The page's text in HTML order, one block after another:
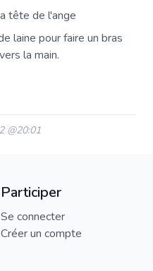
tête de l'ange
laine pour faire un bras
la main.
@20:01
Participer
Se connecter
Créer un compte